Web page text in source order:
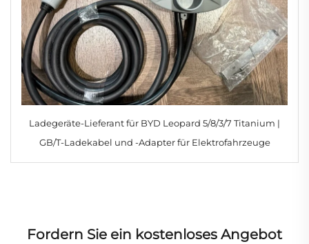
Ladegeräte-Lieferant für BYD Leopard 5/8/3/7 Titanium |
GB/T-Ladekabel und -Adapter für Elektrofahrzeuge
Fordern Sie ein kostenloses Angebot